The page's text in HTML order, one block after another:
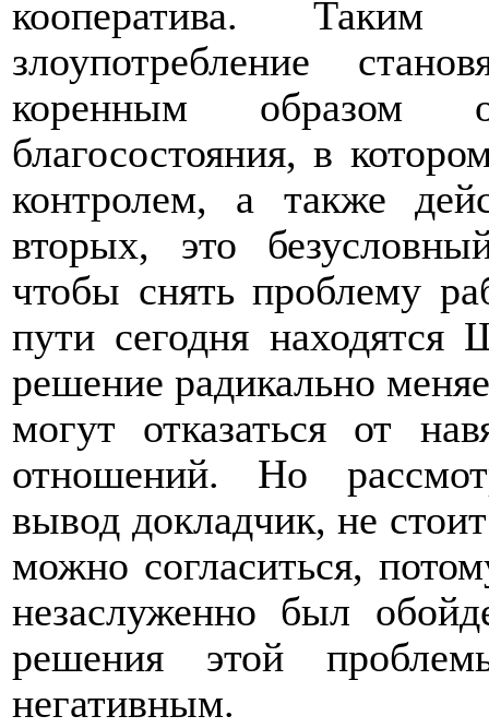
кооператива. Таким
злоупотребление
коренным образом
благосостояния, в
контролем, а также
вторых, это
чтобы снять проблему
пути сегодня
решение радикально
могут отказаться от
отношений. Но
вывод докладчик, не
можно согласиться,
незаслуженно был
решения этой
негативным.